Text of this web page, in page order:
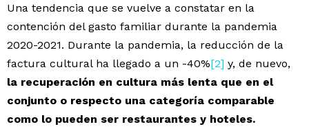
Una tendencia que se vuelve a constatar en la
contención del gasto familiar durante la pandemia
2020-2021. Durante la pandemia, la reducción de la
factura cultural ha llegado a un -40%[2] y, de nuevo,
la recuperación en cultura más lenta que en el
conjunto o respecto una categoría comparable
como lo pueden ser restaurantes y hoteles.